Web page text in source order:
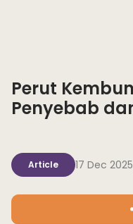
Perut
Penyebab
Article 17 Dec 2025